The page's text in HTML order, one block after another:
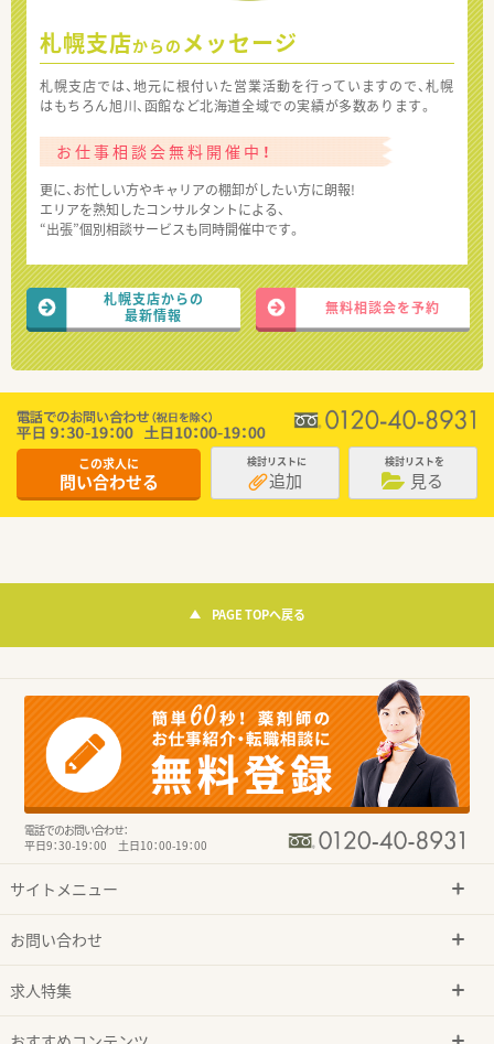
札幌支店からの メッセージ
札幌支店では、地元に根付いた営業活動を行っていますので、札幌
はもちろん旭川、函館など北海道全域での実績が多数あります。
お仕事相談会無料開催中！
更に、お忙しい方やキャリアの棚卸がしたい方に朗報!
エリアを熟知したコンサルタントによる、
“出張”個別相談サービスも同時開催中です。
札幌支店からの
最新情報
無料相談会を予約
この求人に
問い合わせる
検討リストに
追加
検討リストを
見る
PAGE TOPへ戻る
電話でのお問い合わせ：
平日9：30-19：00 土日10：00-19：00
サイトメニュー
お問い合わせ
求人特集